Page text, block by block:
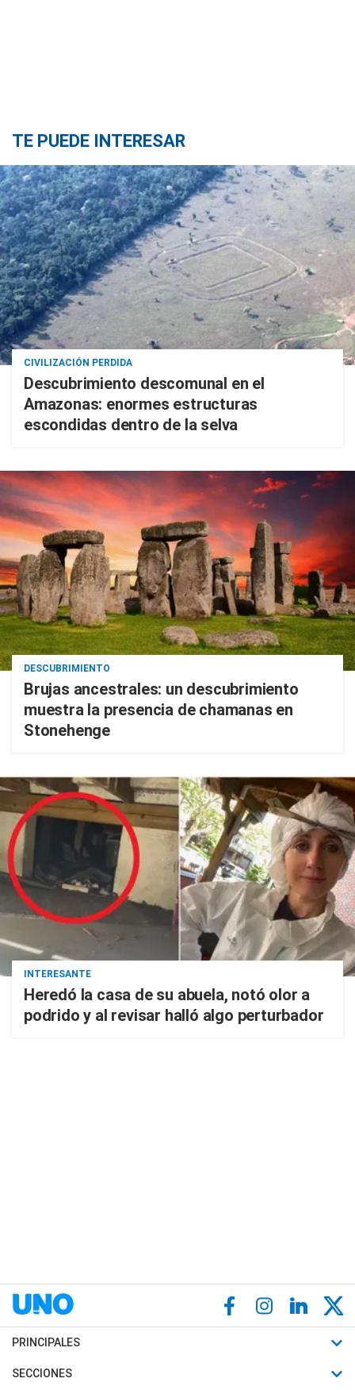
TE PUEDE INTERESAR
CIVILIZACIÓN PERDIDA
Descubrimiento descomunal en el
Amazonas: enormes estructuras
escondidas dentro de la selva
DESCUBRIMIENTO
Brujas ancestrales: un descubrimiento
muestra la presencia de chamanas en
Stonehenge
INTERESANTE
Heredó la casa de su abuela, notó olor a
podrido y al revisar halló algo perturbador
PRINCIPALES
Últimas Noticias
SECCIONES